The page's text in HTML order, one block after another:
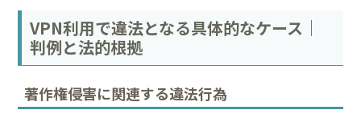
VPN利用で違法となる具体的なケース｜
判例と法的根拠
著作権侵害に関連する違法行為